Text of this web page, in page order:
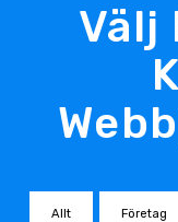
Välj
Allt Företag